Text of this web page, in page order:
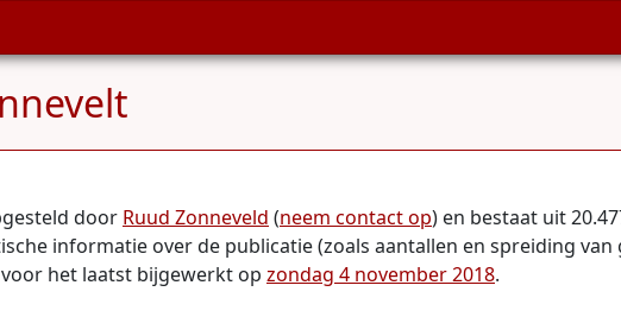
door Ruud Zonneveld (neem contact op) en bestaat uit
informatie over de publicatie (zoals aantallen en spreiding
het laatst bijgewerkt op zondag 4 november 2018.